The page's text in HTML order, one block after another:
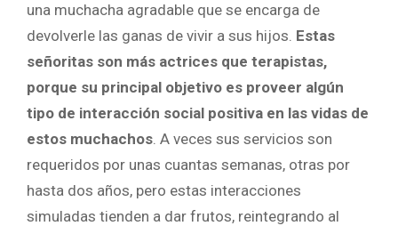
una muchacha agradable que se encarga de
devolverle las ganas de vivir a sus hijos. Estas
señoritas son más actrices que terapistas,
porque su principal objetivo es proveer algún
tipo de interacción social positiva en las vidas de
estos muchachos. A veces sus servicios son
requeridos por unas cuantas semanas, otras por
hasta dos años, pero estas interacciones
simuladas tienden a dar frutos, reintegrando al